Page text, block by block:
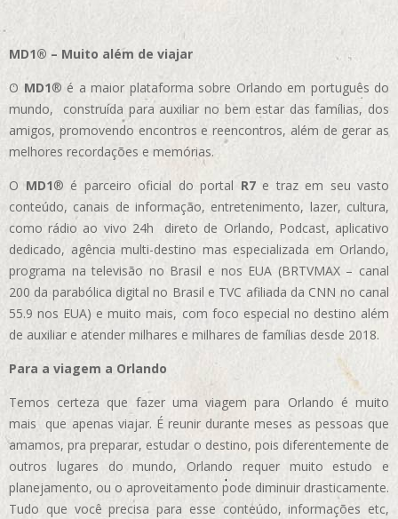
MD1® – Muito além de viajar
O MD1® é a maior plataforma sobre Orlando em português do
mundo, construída para auxiliar no bem estar das famílias, dos
amigos, promovendo encontros e reencontros, além de gerar as
melhores recordações e memórias.
OMD1® é parceiro oficial do portal R7e traz em seu vasto
conteúdo, canais de informação, entretenimento, lazer, cultura,
como rádio ao vivo 24h direto de Orlando, Podcast, aplicativo
dedicado, agência multi-destino mas especializada em Orlando,
programa na televisão no Brasil e nos EUA (BRTVMAX – canal
200 da parabólica digital no Brasil e TVC afiliada da CNN no canal
55.9 nos EUA) e muito mais, com foco especial no destino além
de auxiliar e atender milhares e milhares de famílias desde 2018.
Para a viagem a Orlando
Temos certeza que fazer uma viagem para Orlando é muito
mais que apenas viajar. É reunir durante meses as pessoas que
amamos, pra preparar, estudar o destino, pois diferentemente de
outros lugares do mundo, Orlando requer muito estudo e
planejamento, ou o aproveitamento pode diminuir drasticamente.
Tudo que você precisa para esse conteúdo, informações etc,